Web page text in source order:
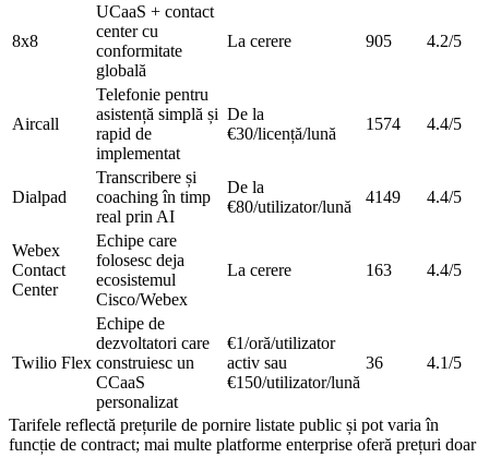
8x8
UCaaS + contact
center cu
conformitate
globală
La cerere 905 4.2/5
Aircall
Telefonie pentru
asistență simplă și
rapid de
implementat
De la
€30/licență/lună
1574 4.4/5
Dialpad
Transcribere și
coaching în timp
real prin AI
De la
€80/utilizator/lună
4149 4.4/5
Webex
Contact
Center
Echipe care
folosesc deja
ecosistemul
Cisco/Webex
La cerere 163 4.4/5
Twilio Flex
Echipe de
dezvoltatori care
construiesc un
CCaaS
personalizat
€1/oră/utilizator
activ sau
€150/utilizator/lună
36 4.1/5
Tarifele reflectă prețurile de pornire listate public și pot varia în
funcție de contract; mai multe platforme enterprise oferă prețuri doar